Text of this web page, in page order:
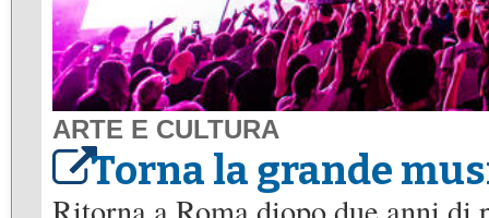
ARTE E CULTURA
Torna la grande